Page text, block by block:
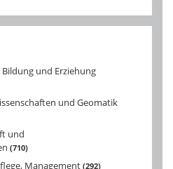
Bildung und Erziehung
und Geomatik
und
710
Management 292